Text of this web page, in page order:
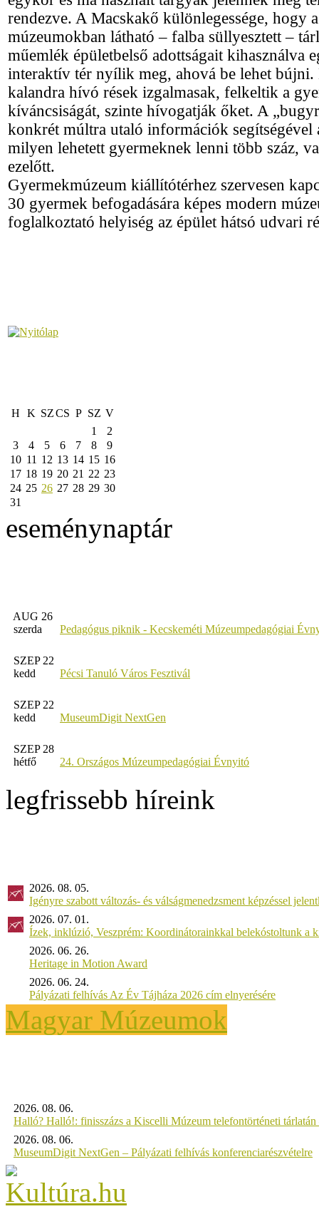
rendezve. A Macskakő különlegessége, hogy
múzeumokban látható – falba süllyesztett –
műemlék épületbelső adottságait kihasználva
interaktív tér nyílik meg, ahová be lehet bújni.
kalandra hívó rések izgalmasak, felkeltik a
kíváncsiságát, szinte hívogatják őket. A
konkrét múltra utaló információk segítségével
milyen lehetett gyermeknek lenni több száz,
ezelőtt.
Gyermekmúzeum kiállítótérhez szervesen
30 gyermek befogadására képes modern
foglalkoztató helyiség az épület hátsó udvari
H K SZCS P SZ V
1
2
3
4 5 6 7 8
9
10 11 12 13 14 15 16
17 18 19 20 21 22 23
24 25 26 27 28 29 30
31
eseménynaptár
AUG 26
szerda
Pedagógus piknik - Kecskeméti Múzeumpedagógiai
SZEP 22
kedd
Pécsi Tanuló Város Fesztivál
SZEP 22
kedd
MuseumDigit NextGen
SZEP 28
hétfő
24. Országos Múzeumpedagógiai Évnyitó
legfrissebb híreink
2026. 08. 05.
Igényre szabott változás- és válságmenedzsment képzéssel
2026. 07. 01.
Ízek, inklúzió, Veszprém: Koordinátorainkkal belekóstoltunk a
2026. 06. 26.
Heritage in Motion Award
2026. 06. 24.
Pályázati felhívás Az Év Tájháza 2026 cím elnyerésére
Magyar Múzeumok
2026. 08. 06.
Halló? Halló!: finisszázs a Kiscelli Múzeum telefontörténeti tárlatán
2026. 08. 06.
MuseumDigit NextGen – Pályázati felhívás konferenciarészvételre